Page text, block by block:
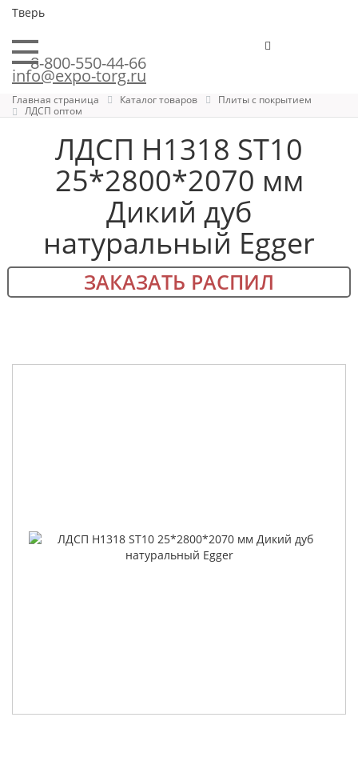
Тверь
8-800-550-44-66
info@expo-torg.ru
Главная страница Каталог товаров
Плиты с покрытием
ЛДСП оптом
ЛДСП H1318 ST10
25*2800*2070 мм
Дикий дуб
натуральный Egger
ЗАКАЗАТЬ РАСПИЛ